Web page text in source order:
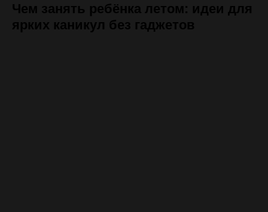
Чем занять ребёнка летом: идеи для
ярких каникул без гаджетов